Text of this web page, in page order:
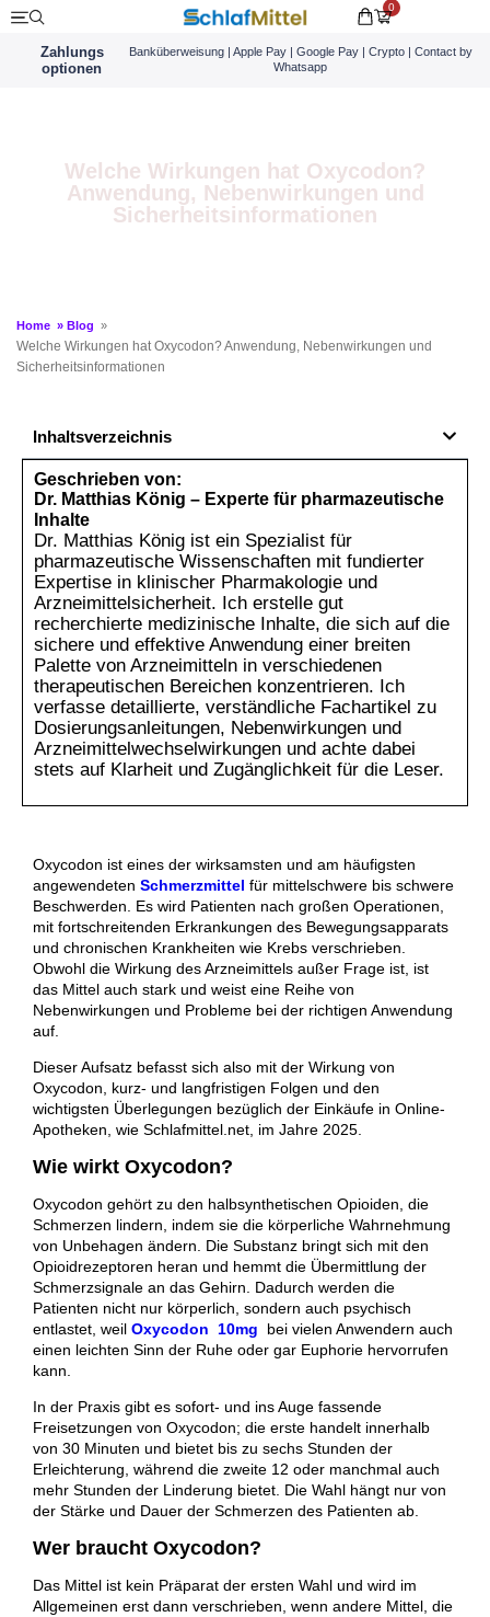
0
Zahlungs
optionen
Banküberweisung | Apple Pay | Google Pay | Crypto | Contact by
Whatsapp
Welche Wirkungen hat Oxycodon?
Anwendung, Nebenwirkungen und
Sicherheitsinformationen
Home » Blog »
Welche Wirkungen hat Oxycodon? Anwendung, Nebenwirkungen und
Sicherheitsinformationen
Inhaltsverzeichnis
Geschrieben von:
Dr. Matthias König – Experte für pharmazeutische
Inhalte
Dr. Matthias König ist ein Spezialist für
pharmazeutische Wissenschaften mit fundierter
Expertise in klinischer Pharmakologie und
Arzneimittelsicherheit. Ich erstelle gut
recherchierte medizinische Inhalte, die sich auf die
sichere und effektive Anwendung einer breiten
Palette von Arzneimitteln in verschiedenen
therapeutischen Bereichen konzentrieren. Ich
verfasse detaillierte, verständliche Fachartikel zu
Dosierungsanleitungen, Nebenwirkungen und
Arzneimittelwechselwirkungen und achte dabei
stets auf Klarheit und Zugänglichkeit für die Leser.
Oxycodon ist eines der wirksamsten und am häufigsten
angewendeten Schmerzmittel für mittelschwere bis schwere
Beschwerden. Es wird Patienten nach großen Operationen,
mit fortschreitenden Erkrankungen des Bewegungsapparats
und chronischen Krankheiten wie Krebs verschrieben.
Obwohl die Wirkung des Arzneimittels außer Frage ist, ist
das Mittel auch stark und weist eine Reihe von
Nebenwirkungen und Probleme bei der richtigen Anwendung
auf.
Dieser Aufsatz befasst sich also mit der Wirkung von
Oxycodon, kurz- und langfristigen Folgen und den
wichtigsten Überlegungen bezüglich der Einkäufe in Online-
Apotheken, wie Schlafmittel.net, im Jahre 2025.
Wie wirkt Oxycodon?
Oxycodon gehört zu den halbsynthetischen Opioiden, die
Schmerzen lindern, indem sie die körperliche Wahrnehmung
von Unbehagen ändern. Die Substanz bringt sich mit den
Opioidrezeptoren heran und hemmt die Übermittlung der
Schmerzsignale an das Gehirn. Dadurch werden die
Patienten nicht nur körperlich, sondern auch psychisch
entlastet, weil Oxycodon 10mg bei vielen Anwendern auch
einen leichten Sinn der Ruhe oder gar Euphorie hervorrufen
kann.
In der Praxis gibt es sofort- und ins Auge fassende
Freisetzungen von Oxycodon; die erste handelt innerhalb
von 30 Minuten und bietet bis zu sechs Stunden der
Erleichterung, während die zweite 12 oder manchmal auch
mehr Stunden der Linderung bietet. Die Wahl hängt nur von
der Stärke und Dauer der Schmerzen des Patienten ab.
Wer braucht Oxycodon?
Das Mittel ist kein Präparat der ersten Wahl und wird im
Allgemeinen erst dann verschrieben, wenn andere Mittel, die